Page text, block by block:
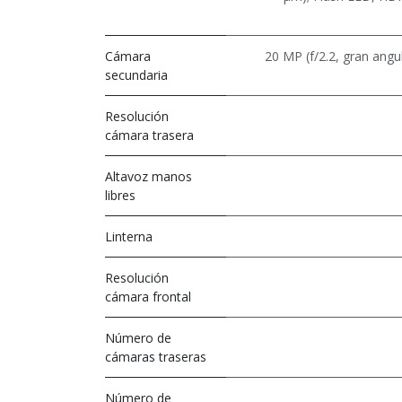
Cámara
secundaria
20 MP (f/2.2, gran
Resolución
cámara trasera
Altavoz manos
libres
Linterna
Resolución
cámara frontal
Número de
cámaras traseras
Número de